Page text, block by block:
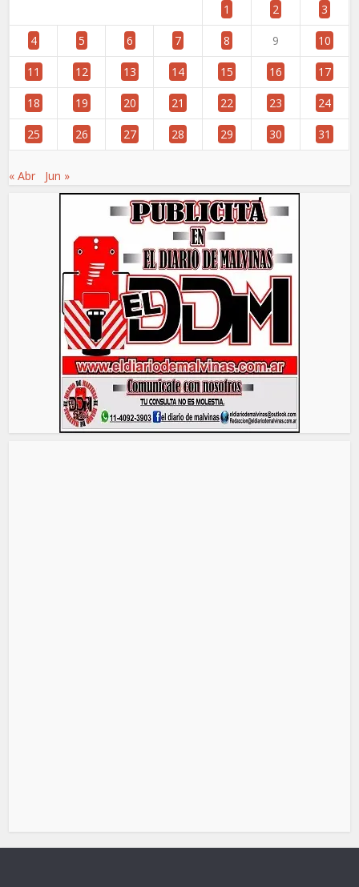
1 2 3
4 5 6 7 8 9 10
11 12 13 14 15 16 17
18 19 20 21 22 23 24
25 26 27 28 29 30 31
« Abr Jun »